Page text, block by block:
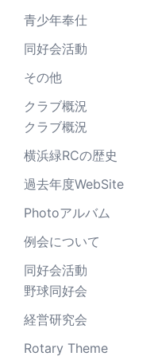
青少年奉仕
同好会活動
その他
クラブ概況
クラブ概況
横浜緑RCの歴史
過去年度WebSite
Photoアルバム
例会について
同好会活動
野球同好会
経営研究会
Rotary Theme